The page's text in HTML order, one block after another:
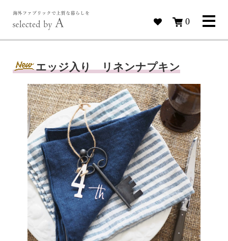
0
エッジ入り リネンナプキン